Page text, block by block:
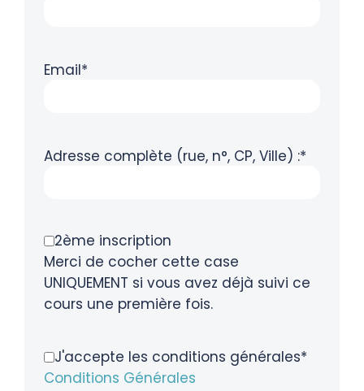
Email*
Adresse complète (rue, n°, CP, Ville) :*
2ème inscription
Merci de cocher cette case
UNIQUEMENT si vous avez déjà suivi ce
cours une première fois.
J'accepte les conditions générales*
Conditions Générales